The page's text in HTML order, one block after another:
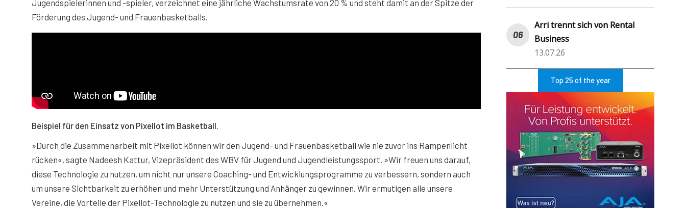
Jugendspielerinnen und -spieler, verzeichnet eine jährliche Wachstumsrate von 20 % und steht damit an der Spitze der
Förderung des Jugend- und Frauenbasketballs.
Beispiel für den Einsatz von Pixellot im Basketball.
»Durch die Zusammenarbeit mit Pixellot können wir den Jugend- und Frauenbasketball wie nie zuvor ins Rampenlicht
rücken«, sagte Nadeesh Kattur, Vizepräsident des WBV für Jugend und Jugendleistungssport. »Wir freuen uns darauf,
diese Technologie zu nutzen, um nicht nur unsere Coaching- und Entwicklungsprogramme zu verbessern, sondern auch
um unsere Sichtbarkeit zu erhöhen und mehr Unterstützung und Anhänger zu gewinnen. Wir ermutigen alle unsere
Vereine, die Vorteile der Pixellot-Technologie zu nutzen und sie zu übernehmen.«
Arri trennt sich von Rental
Business
13.07.26
Top 25 of the year